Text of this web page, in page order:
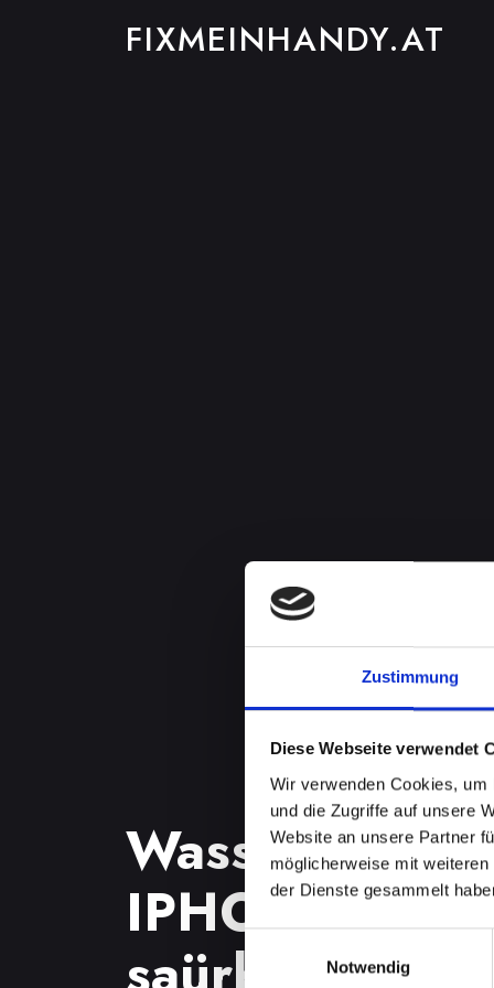
Zustimmung
Diese Webseite verwendet
Wir verwenden Cookies,
und die Zugriffe auf unsere
Website an unsere Partner
möglicherweise mit
der Dienste gesammelt
Notwendig
FIXMEINHANDY.AT
IPHONE-14 in